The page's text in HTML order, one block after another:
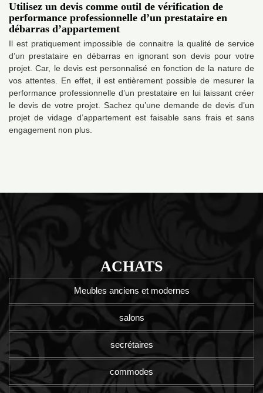
Utilisez un devis comme outil de vérification de
performance professionnelle d’un prestataire en
débarras d’appartement
Il est pratiquement impossible de connaitre la qualité de service
d’un prestataire en débarras en ignorant son devis pour votre
projet. Car, le devis est personnalisé en fonction de la nature de
vos attentes. En effet, il est entièrement possible de mesurer la
performance professionnelle d’un prestataire en lui laissant créer
le devis de votre projet. Sachez qu’une demande de devis d’un
projet de vidage d’appartement est faisable sans frais et sans
engagement non plus.
ACHATS
Meubles anciens et modernes
salons
secrétaires
commodes